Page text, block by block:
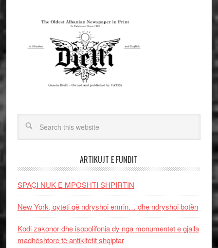
ARTIKUJT E FUNDIT
SPAÇI NUK E MPOSHTI SHPIRTIN
New York, qyteti që ndryshoi emrin… dhe ndryshoi botën
Kodi zakonor dhe isopolifonia dy nga monumentet e gjalla
madhështore të antikitetit shqiptar